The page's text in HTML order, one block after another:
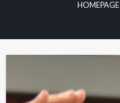
HOMEPAGE